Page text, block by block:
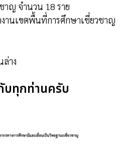
าญ จำนวน 18 ราย
านเขตพื้นที่การศึกษาเชี่ยวชาญ
ล่าง
บทุกท่านครับ